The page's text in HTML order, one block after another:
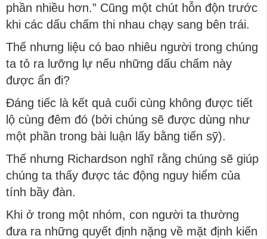
phần nhiều hơn.” Cũng một chút hỗn độn trước
khi các dấu chấm thi nhau chạy sang bên trái.
Thế nhưng liệu có bao nhiêu người trong chúng
ta tỏ ra lưỡng lự nếu những dấu chấm này
được ẩn đi?
Đáng tiếc là kết quả cuối cùng không được tiết
lộ cùng đêm đó (bởi chúng sẽ được dùng như
một phần trong bài luận lấy bằng tiến sỹ).
Thế nhưng Richardson nghĩ rằng chúng sẽ giúp
chúng ta thấy được tác động nguy hiểm của
tính bầy đàn.
Khi ở trong một nhóm, con người ta thường
đưa ra những quyết định nặng về mặt định kiến